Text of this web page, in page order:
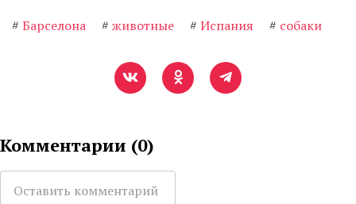
# Барселона # животные # Испания # собаки
Комментарии (0)